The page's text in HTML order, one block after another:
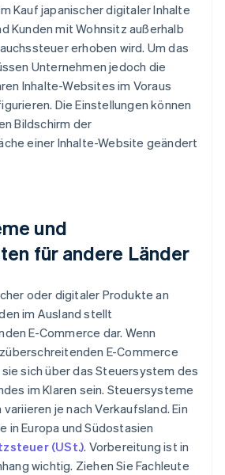
Kauf japanischer digitaler Inhalte
Kunden mit Wohnsitz außerhalb
erhoben wird. Um das
Unternehmen jedoch die
Inhalte-Websites im Voraus
Die Einstellungen können
Bildschirm der
einer Inhalte-Website geändert
und
für andere Länder
oder digitaler Produkte an
im Ausland stellt
E-Commerce dar. Wenn
E-Commerce
sich über das Steuersystem des
im Klaren sein. Steuersysteme
je nach Verkaufsland. Ein
in Europa und Südostasien
(USt.). Vorbereitung ist in
wichtig. Ziehen Sie Fachleute